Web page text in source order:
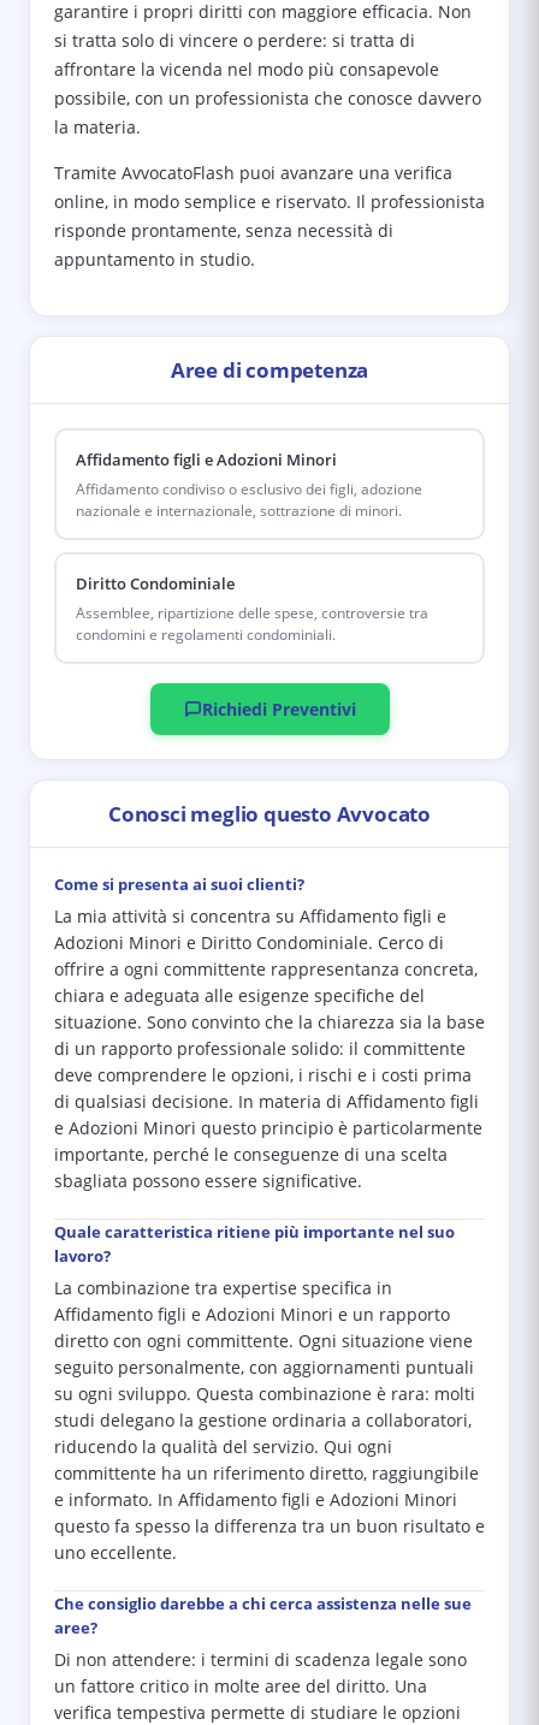
garantire i propri diritti con maggiore efficacia. Non
si tratta solo di vincere o perdere: si tratta di
affrontare la vicenda nel modo più consapevole
possibile, con un professionista che conosce davvero
la materia.
Tramite AvvocatoFlash puoi avanzare una verifica
online, in modo semplice e riservato. Il professionista
risponde prontamente, senza necessità di
appuntamento in studio.
Aree di competenza
Affidamento figli e Adozioni Minori
Affidamento condiviso o esclusivo dei figli, adozione
nazionale e internazionale, sottrazione di minori.
Diritto Condominiale
Assemblee, ripartizione delle spese, controversie tra
condomini e regolamenti condominiali.
Richiedi Preventivi
Conosci meglio questo Avvocato
Come si presenta ai suoi clienti?
La mia attività si concentra su Affidamento figli e
Adozioni Minori e Diritto Condominiale. Cerco di
offrire a ogni committente rappresentanza concreta,
chiara e adeguata alle esigenze specifiche del
situazione. Sono convinto che la chiarezza sia la base
di un rapporto professionale solido: il committente
deve comprendere le opzioni, i rischi e i costi prima
di qualsiasi decisione. In materia di Affidamento figli
e Adozioni Minori questo principio è particolarmente
importante, perché le conseguenze di una scelta
sbagliata possono essere significative.
Quale caratteristica ritiene più importante nel suo
lavoro?
La combinazione tra expertise specifica in
Affidamento figli e Adozioni Minori e un rapporto
diretto con ogni committente. Ogni situazione viene
seguito personalmente, con aggiornamenti puntuali
su ogni sviluppo. Questa combinazione è rara: molti
studi delegano la gestione ordinaria a collaboratori,
riducendo la qualità del servizio. Qui ogni
committente ha un riferimento diretto, raggiungibile
e informato. In Affidamento figli e Adozioni Minori
questo fa spesso la differenza tra un buon risultato e
uno eccellente.
Che consiglio darebbe a chi cerca assistenza nelle sue
aree?
Di non attendere: i termini di scadenza legale sono
un fattore critico in molte aree del diritto. Una
verifica tempestiva permette di studiare le opzioni